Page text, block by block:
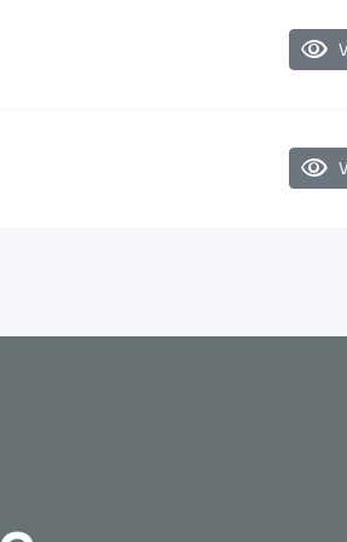
visibility
visibility